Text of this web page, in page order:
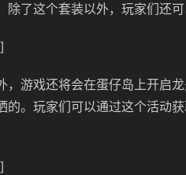
除了这个套装以外，玩家们还
，游戏还将会在蛋仔岛上开启
的。玩家们可以通过这个活动